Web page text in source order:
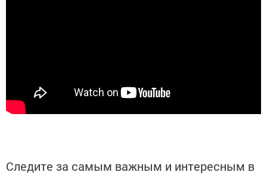
Следите за самым важным и интересным в